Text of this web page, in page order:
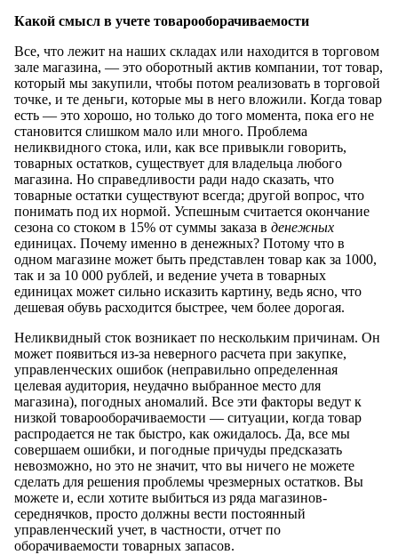
Какой смысл в учете товарооборачиваемости
Все, что лежит на наших складах или находится в торговом
зале магазина, — это оборотный актив компании, тот товар,
который мы закупили, чтобы потом реализовать в торговой
точке, и те деньги, которые мы в него вложили. Когда товар
есть — это хорошо, но только до того момента, пока его не
становится слишком мало или много. Проблема
неликвидного стока, или, как все привыкли говорить,
товарных остатков, существует для владельца любого
магазина. Но справедливости ради надо сказать, что
товарные остатки существуют всегда; другой вопрос, что
понимать под их нормой. Успешным считается окончание
сезона со стоком в 15% от суммы заказа в денежных
единицах. Почему именно в денежных? Потому что в
одном магазине может быть представлен товар как за 1000,
так и за 10 000 рублей, и ведение учета в товарных
единицах может сильно исказить картину, ведь ясно, что
дешевая обувь расходится быстрее, чем более дорогая.
Неликвидный сток возникает по нескольким причинам. Он
может появиться из-за неверного расчета при закупке,
управленческих ошибок (неправильно определенная
целевая аудитория, неудачно выбранное место для
магазина), погодных аномалий. Все эти факторы ведут к
низкой товарооборачиваемости — ситуации, когда товар
распродается не так быстро, как ожидалось. Да, все мы
совершаем ошибки, и погодные причуды предсказать
невозможно, но это не значит, что вы ничего не можете
сделать для решения проблемы чрезмерных остатков. Вы
можете и, если хотите выбиться из ряда магазинов-
середнячков, просто должны вести постоянный
управленческий учет, в частности, отчет по
оборачиваемости товарных запасов.